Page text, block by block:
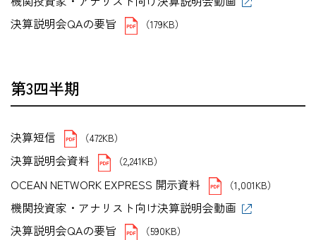
決算説明会QAの要旨
（179KB）
第3四半期
決算短信 （472KB）
決算説明会資料 （2,241KB）
OCEAN NETWORK EXPRESS 開示資料 （1,001KB）
機関投資家・アナリスト向け決算説明会動画
決算説明会QAの要旨
（590KB）